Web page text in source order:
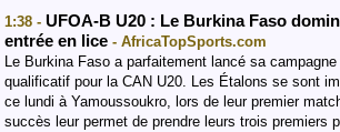
1:38 - UFOA-B U20 : Le Burkina Faso
entrée en lice - AfricaTopSports.com
Le Burkina Faso a parfaitement lancé sa
qualificatif pour la CAN U20. Les Étalons se sont
ce lundi à Yamoussoukro, lors de leur premier
succès leur permet de prendre leurs trois premiers